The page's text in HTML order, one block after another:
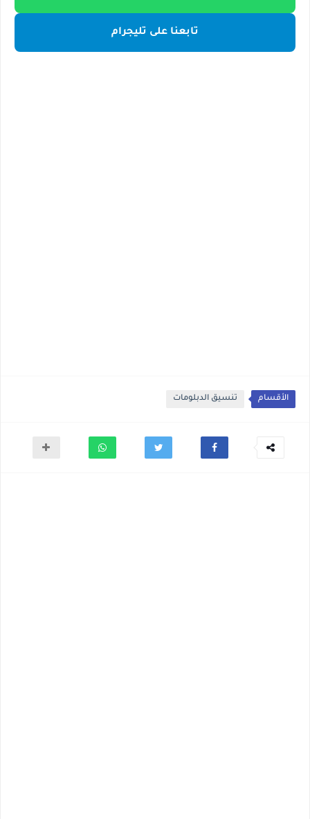
تابعنا على تليجرام
الأقسام تنسيق الدبلومات